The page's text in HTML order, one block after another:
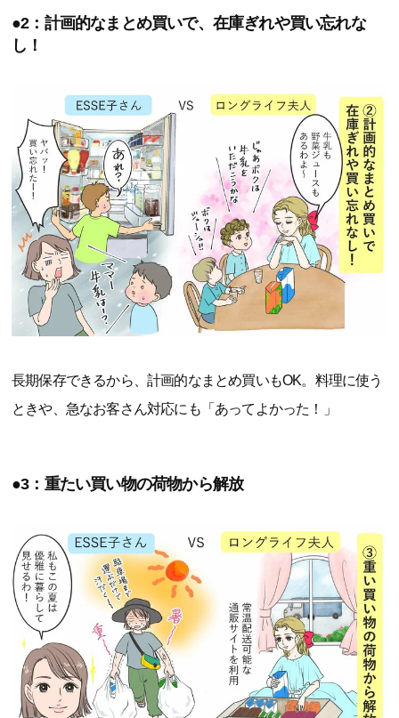
●2：計画的なまとめ買いで、在庫ぎれや買い忘れな
し！
長期保存できるから、計画的なまとめ買いもOK。料理に使う
ときや、急なお客さん対応にも「あってよかった！」
●3：重たい買い物の荷物から解放